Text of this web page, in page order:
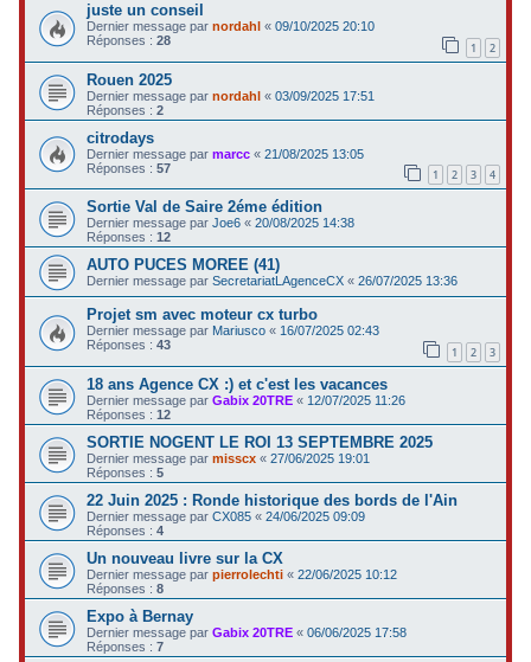
juste un conseil
Dernier message parnordahl «09/10/2025 20:10
Réponses :28 1 2
Rouen 2025
Dernier message parnordahl «03/09/2025 17:51
Réponses :2
citrodays
Dernier message parmarcc «21/08/2025 13:05
Réponses :57 1 2 3 4
Sortie Val de Saire 2éme édition
Dernier message parJoe6 «20/08/2025 14:38
Réponses :12
AUTO PUCES MOREE (41)
Dernier message parSecretariatLAgenceCX «26/07/2025 13:36
Projet sm avec moteur cx turbo
Dernier message par Mariusco «16/07/2025 02:43
Réponses :43 1 2 3
18 ans Agence CX :) et c'est les vacances
Dernier message parGabix 20TRE « 12/07/2025 11:26
Réponses :12
SORTIE NOGENT LE ROI 13 SEPTEMBRE 2025
Dernier message parmisscx «27/06/2025 19:01
Réponses :5
22 Juin 2025 : Ronde historique des bords de l'Ain
Dernier message parCX085 «24/06/2025 09:09
Réponses :4
Un nouveau livre sur la CX
Dernier message parpierrolechti «22/06/2025 10:12
Réponses :8
Expo à Bernay
Dernier message parGabix 20TRE «06/06/2025 17:58
Réponses :7